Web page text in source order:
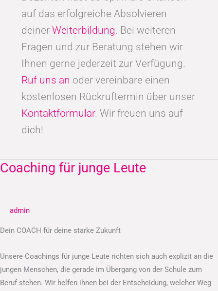
auf das erfolgreiche Absolvieren
deiner Weiterbildung. Bei weiteren
Fragen und zur Beratung stehen wir
Ihnen gerne jederzeit zur Verfügung.
Ruf uns an oder vereinbare einen
kostenlosen Rückruftermin über unser
Kontaktformular. Wir freuen uns auf
dich!
Coaching für junge Leute
admin
Dein COACH für deine starke Zukunft
Unsere Coachings für junge Leute richten sich auch explizit an die
jungen Menschen, die gerade im Übergang von der Schule zum
Beruf stehen. Wir helfen ihnen bei der Entscheidung, welcher Weg
Coaching
Leute